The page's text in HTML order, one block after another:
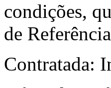
condições,
de
Contratada: